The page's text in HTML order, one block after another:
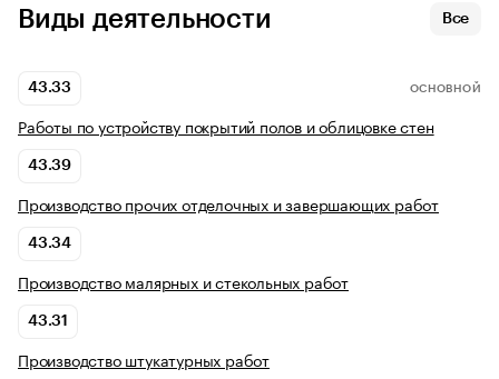
Виды деятельности Все
43.33 ОСНОВНОЙ
Работы по устройству покрытий полов и облицовке стен
43.39
Производство прочих отделочных и завершающих работ
43.34
Производство малярных и стекольных работ
43.31
Производство штукатурных работ